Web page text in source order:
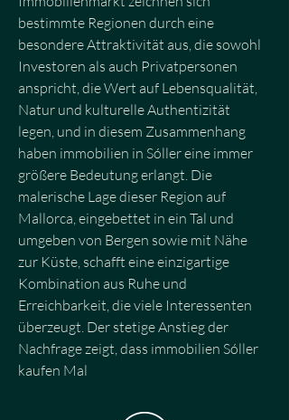
bestimmte Regionen durch eine
besondere Attraktivität aus, die sowohl
Investoren als auch Privatpersonen
anspricht, die Wert auf Lebensqualität,
Natur und kulturelle Authentizität
legen, und in diesem Zusammenhang
haben immobilien in Sóller eine immer
größere Bedeutung erlangt. Die
malerische Lage dieser Region auf
Mallorca, eingebettet in ein Tal und
umgeben von Bergen sowie mit Nähe
zur Küste, schafft eine einzigartige
Kombination aus Ruhe und
Erreichbarkeit, die viele Interessenten
überzeugt. Der stetige Anstieg der
Nachfrage zeigt, dass immobilien Sóller
kaufen Mal